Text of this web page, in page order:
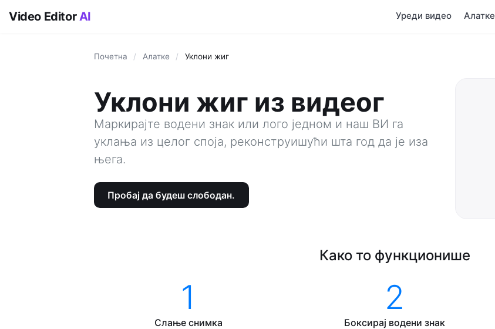
Video EditorAI Уреди видео Алатке
Почетна / Алатке / Уклони жиг
Уклони жиг из видеог
Маркирајте водени знак или лого једном и наш ВИ га
уклања из целог споја, реконструишући шта год да је иза
њега.
Пробај да будеш слободан.
Како то функционише
1
Слање снимка
2
Боксирај водени знак